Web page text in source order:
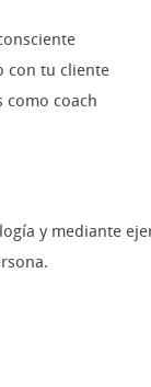
con tu cliente
como coach
y mediante